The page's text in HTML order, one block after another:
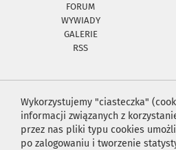
FORUM
WYWIADY
GALERIE
RSS
Wykorzystujemy "ciasteczka"
informacji związanych z
przez nas pliki typu cookies
po zalogowaniu i tworzenie